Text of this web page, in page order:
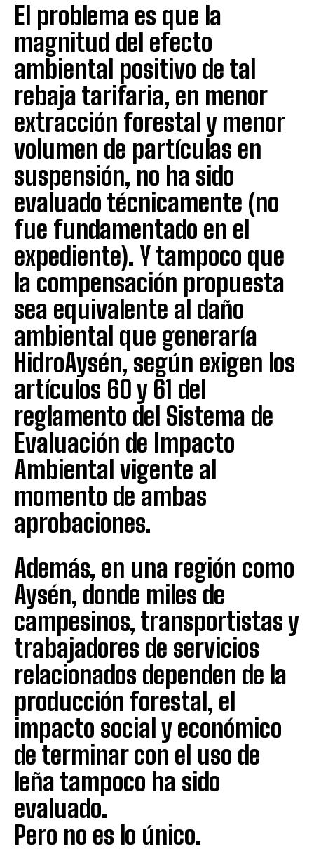
El problema es que la
magnitud del efecto
ambiental positivo de tal
rebaja tarifaria, en menor
extracción forestal y menor
volumen de partículas en
suspensión, no ha sido
evaluado técnicamente (no
fue fundamentado en el
expediente). Y tampoco que
la compensación propuesta
sea equivalente al daño
ambiental que generaría
HidroAysén, según exigen los
artículos 60 y 61 del
reglamento del Sistema de
Evaluación de Impacto
Ambiental vigente al
momento de ambas
aprobaciones.
Además, en una región como
Aysén, donde miles de
campesinos, transportistas y
trabajadores de servicios
relacionados dependen de la
producción forestal, el
impacto social y económico
de terminar con el uso de
leña tampoco ha sido
evaluado.
Pero no es lo único.